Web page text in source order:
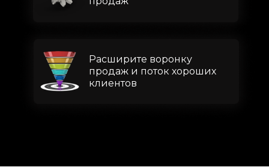
Расширите воронку
продаж и поток хороших
клиентов